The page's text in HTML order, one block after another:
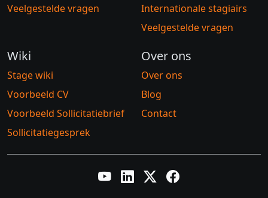
Veelgestelde vragen
Internationale stagiairs
Veelgestelde vragen
Wiki
Stage wiki
Voorbeeld CV
Voorbeeld Sollicitatiebrief
Sollicitatiegesprek
Over ons
Over ons
Blog
Contact
YouTubeLinkedInTwitter XFacebook